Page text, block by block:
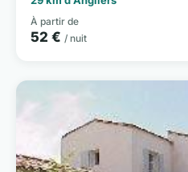
À partir de
52 € / nuit